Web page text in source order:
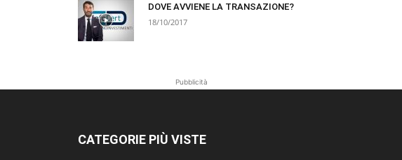
DOVE AVVIENE LA TRANSAZIONE?
18/10/2017
Pubblicità
CATEGORIE PIÙ VISTE